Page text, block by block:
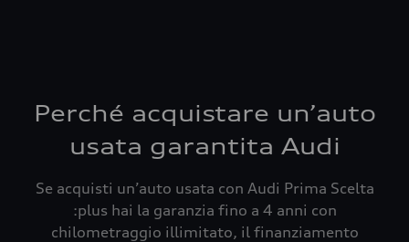
Perché acquistare un’auto
usata garantita Audi
Se acquisti un’auto usata con Audi Prima Scelta
:plus hai la garanzia fino a 4 anni con
chilometraggio illimitato, il finanziamento